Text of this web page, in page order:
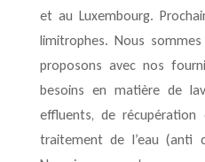
et au Luxembourg.
limitrophes. Nous
proposons avec nos
besoins en matière de
effluents, de récupération
traitement de l’eau (anti